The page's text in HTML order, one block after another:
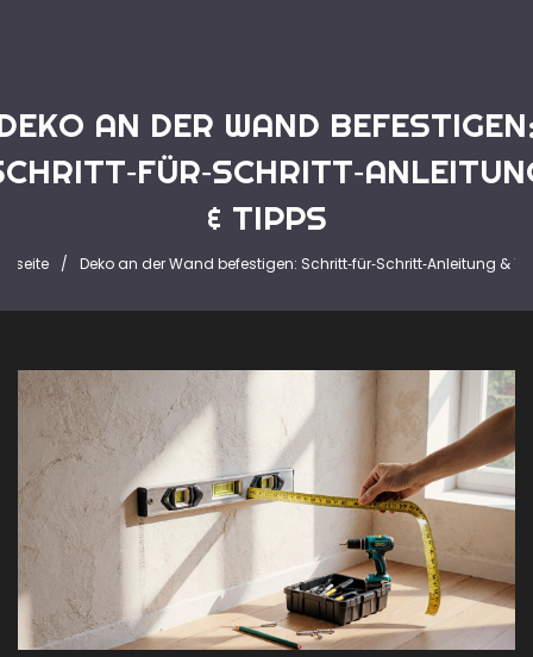
AN DER WAND
& TIPPS
Deko an der Wand befestigen: Schritt‑für‑Schritt‑Anleitung &